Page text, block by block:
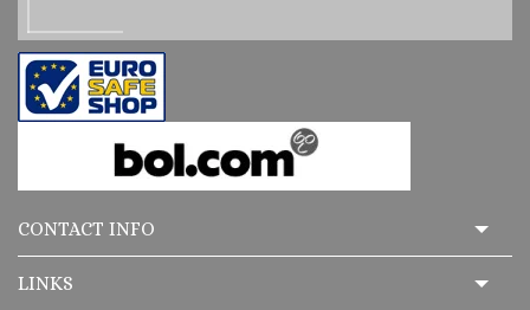
CONTACT INFO
LINKS